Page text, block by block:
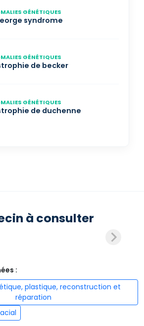
GÉNÉTIQUES
syndrome
GÉNÉTIQUES
de becker
GÉNÉTIQUES
de duchenne
à consulter
:
plastique, reconstruction et
réparation